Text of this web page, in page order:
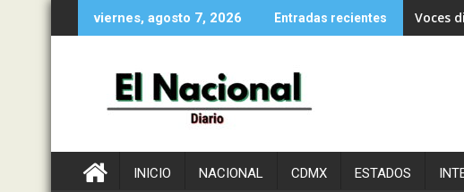
al
viernes, agosto 7, 2026 Entradas recientes Tu
INICIO NACIONAL CDMX ESTADOS